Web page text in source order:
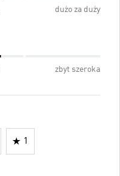
dużo za duży
zbyt szeroka
1